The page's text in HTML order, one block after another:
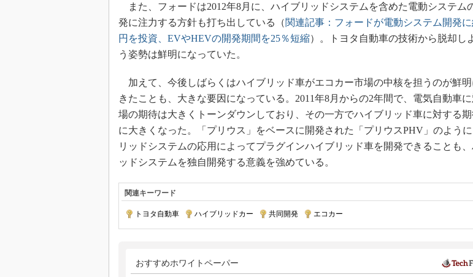
また、フォードは2012年8月に、ハイブリッドシステムを含めた電動システム
発に注力する方針も打ち出している（関連記事：フォードが電動システム開発に
円を投資、EVやHEVの開発期間を25％短縮）。トヨタ自動車の技術から脱却し
う姿勢は鮮明になっていた。
加えて、今後しばらくはハイブリッド車がエコカー市場の中核を担うのが鮮明
きたことも、大きな要因になっている。2011年8月からの2年間で、電気自動車
場の期待は大きくトーンダウンしており、その一方でハイブリッド車に対する
に大きくなった。「プリウス」をベースに開発された「プリウスPHV」のよう
リッドシステムの応用によってプラグインハイブリッド車を開発できることも、
ッドシステムを独自開発する意義を強めている。
関連キーワード
トヨタ自動車 ハイブリッドカー 共同開発 エコカー
おすすめホワイトペーパー